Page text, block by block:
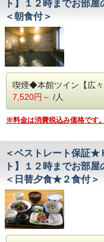
ト】１２時までお部
＜朝食付＞
喫煙◆本館ツイン【広
7,520円～ /人
※料金は消費税込み価格です。
＜ベストレート保証★
ト】１２時までお部
＜日替夕食★２食付＞